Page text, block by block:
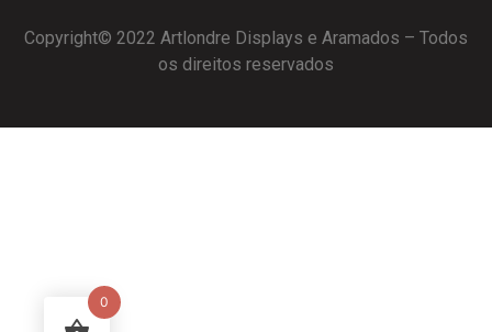
Copyright© 2022 Artlondre Displays e Aramados – Todos
os direitos reservados
0